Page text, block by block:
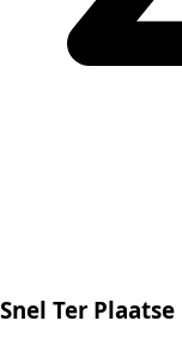
Snel Ter Plaatse